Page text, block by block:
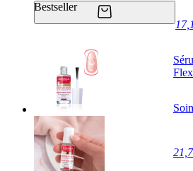
Bestseller
Flex